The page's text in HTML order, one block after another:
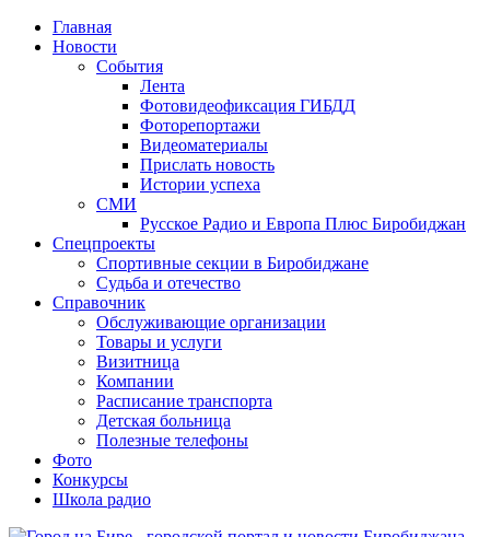
Главная
Новости
События
Лента
Фотовидеофиксация ГИБДД
Фоторепортажи
Видеоматериалы
Прислать новость
Истории успеха
СМИ
Русское Радио и Европа Плюс Биробиджан
Спецпроекты
Спортивные секции в Биробиджане
Судьба и отечество
Справочник
Обслуживающие организации
Товары и услуги
Визитница
Компании
Расписание транспорта
Детская больница
Полезные телефоны
Фото
Конкурсы
Школа радио